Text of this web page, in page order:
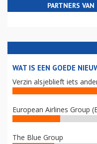
PARTNERS
WAT IS EEN GOEDE
Verzin alsjeblieft iets
European Airlines Group
The Blue Group